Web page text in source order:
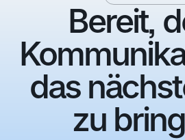
Bereit,
das
zu